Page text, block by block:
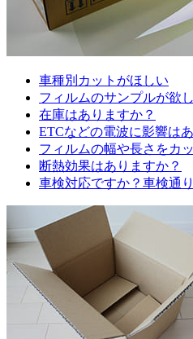
車種別カットがほしい
フィルムのサンプルが欲
在庫はありますか？
ETCなどの電波に影響は
フィルムの幅や長さをカ
断熱効果はありますか？
車検対応ですか？車検通